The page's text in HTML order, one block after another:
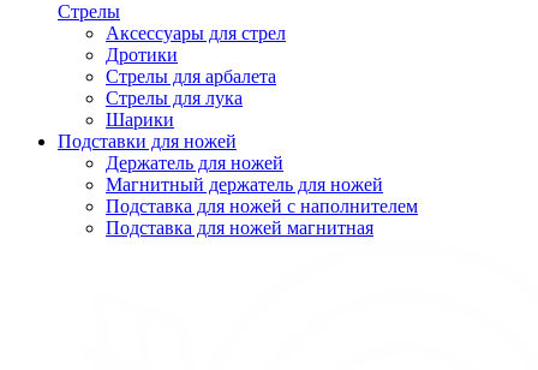
Стрелы
Аксессуары для стрел
Дротики
Стрелы для арбалета
Стрелы для лука
Шарики
Подставки для ножей
Держатель для ножей
Магнитный держатель для ножей
Подставка для ножей с наполнителем
Подставка для ножей магнитная